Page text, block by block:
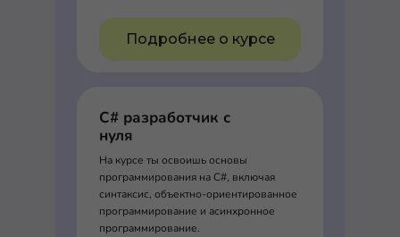
Подробнее о курсе
C# разработчик с
нуля
На курсе ты освоишь основы
программирования на C#, включая
синтаксис, объектно-ориентированное
программирование и асинхронное
программирование.